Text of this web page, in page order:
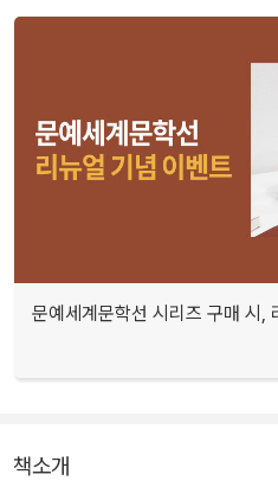
문예세계문학선 시리즈 구매 시,
책소개